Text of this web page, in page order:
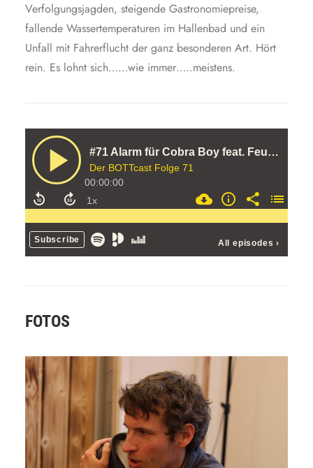
Verfolgungsjagden, steigende Gastronomiepreise,
fallende Wassertemperaturen im Hallenbad und ein
Unfall mit Fahrerflucht der ganz besonderen Art. Hört
rein. Es lohnt sich……wie immer…..meistens.
FOTOS